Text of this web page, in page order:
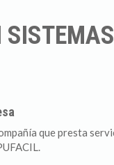
que presta